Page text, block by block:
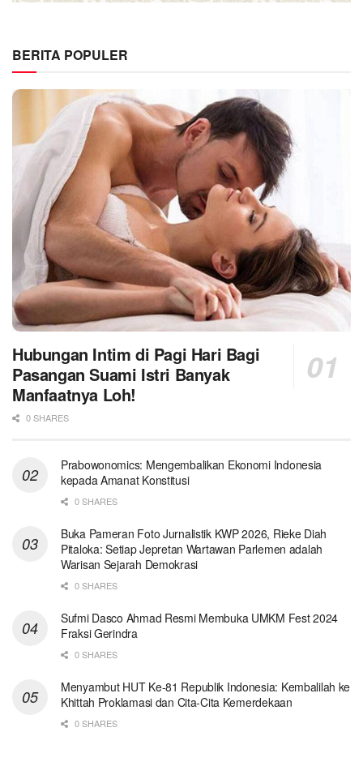
BERITA POPULER
Hubungan Intim di Pagi Hari Bagi
Pasangan Suami Istri Banyak
Manfaatnya Loh!
0 SHARES
Prabowonomics: Mengembalikan Ekonomi Indonesia
kepada Amanat Konstitusi
0 SHARES
Buka Pameran Foto Jurnalistik KWP 2026, Rieke Diah
Pitaloka: Setiap Jepretan Wartawan Parlemen adalah
Warisan Sejarah Demokrasi
0 SHARES
Sufmi Dasco Ahmad Resmi Membuka UMKM Fest 2024
Fraksi Gerindra
0 SHARES
Menyambut HUT Ke-81 Republik Indonesia: Kembalilah ke
Khittah Proklamasi dan Cita-Cita Kemerdekaan
0 SHARES